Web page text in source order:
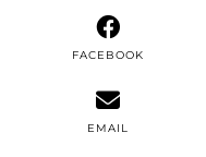
FACEBOOK
EMAIL